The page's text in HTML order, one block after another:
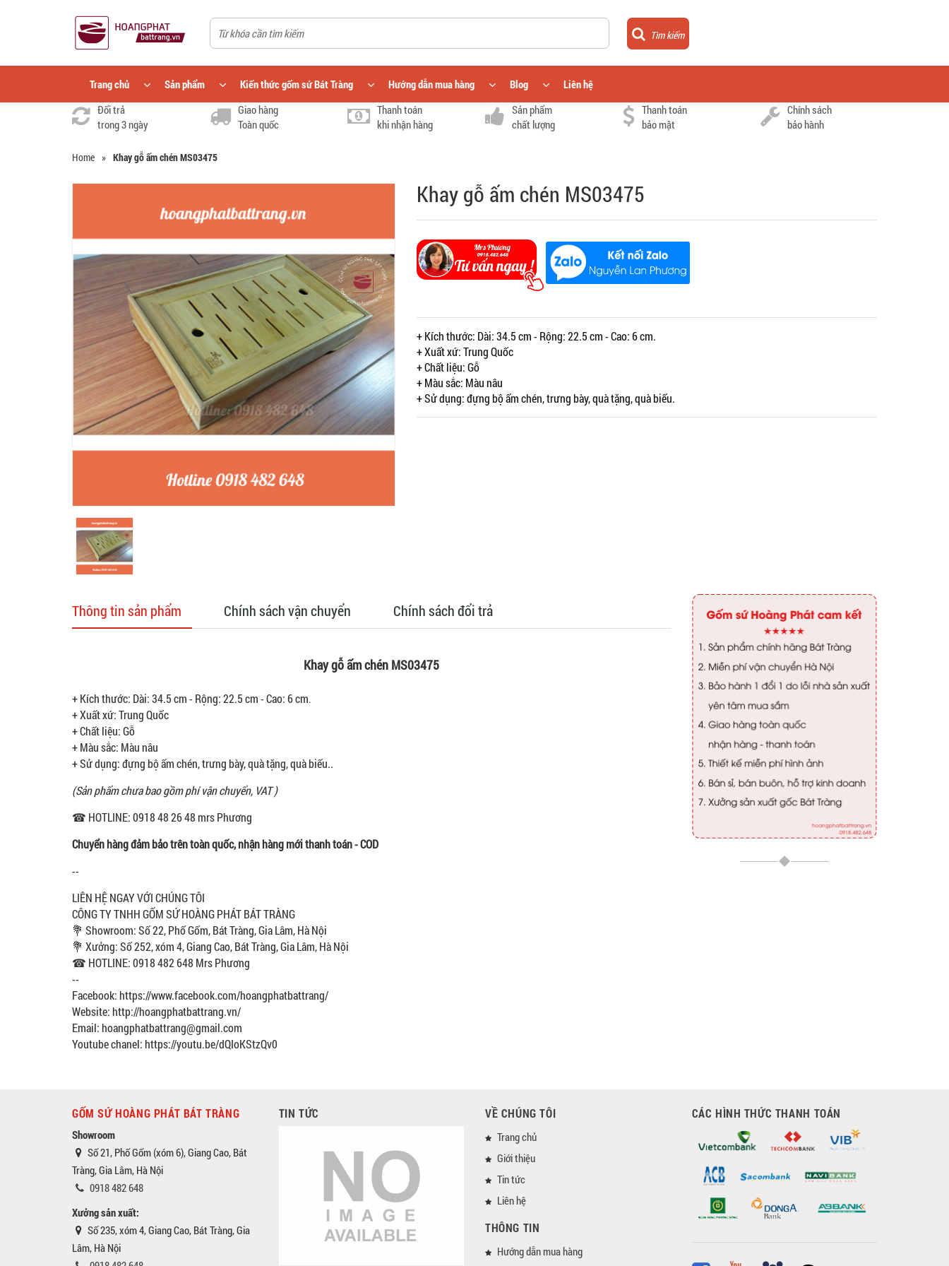
Tìm kiếm
Trang chủ Sản phẩm Kiến thức gốm sứ Bát Tràng Hướng dẫn mua hàng Blog
Liên hệ
Đổi trả
trong 3 ngày
Giao hàng
Toàn quốc
Thanh toán
khi nhận hàng
Sản phẩm
chất lượng
Thanh toán
bảo mật
Chính sách
bảo hành
Home » Khay gỗ ấm chén MS03475
Khay gỗ ấm chén MS03475
+ Kích thước: Dài: 34.5 cm - Rộng: 22.5 cm - Cao: 6 cm.
+ Xuất xứ: Trung Quốc
+ Chất liệu: Gỗ
+ Màu sắc: Màu nâu
+ Sử dụng: đựng bộ ấm chén, trưng bày, quà tặng, quà biếu.
Thông tin sản phẩm Chính sách vận chuyển Chính sách đổi trả
Khay gỗ ấm chén MS03475
+ Kích thước: Dài: 34.5 cm - Rộng: 22.5 cm - Cao: 6 cm.
+ Xuất xứ: Trung Quốc
+ Chất liệu: Gỗ
+ Màu sắc: Màu nâu
+ Sử dụng: đựng bộ ấm chén, trưng bày, quà tặng, quà biếu..
(Sản phẩm chưa bao gồm phí vận chuyển, VAT )
☎ HOTLINE: 0918 48 26 48 mrs Phương
Chuyển hàng đảm bảo trên toàn quốc, nhận hàng mới thanh toán - COD
--
LIÊN HỆ NGAY VỚI CHÚNG TÔI
CÔNG TY TNHH GỐM SỨ HOÀNG PHÁT BÁT TRÀNG
💐 Showroom: Số 22, Phố Gốm, Bát Tràng, Gia Lâm, Hà Nội
💐 Xưởng: Số 252, xóm 4, Giang Cao, Bát Tràng, Gia Lâm, Hà Nội
☎ HOTLINE: 0918 482 648 Mrs Phương
--
Facebook: https://www.facebook.com/hoangphatbattrang/
Website: http://hoangphatbattrang.vn/
Email: hoangphatbattrang@gmail.com
Youtube chanel: https://youtu.be/dQIoKStzQv0
GỐM SỨ HOÀNG PHÁT BÁT TRÀNG
Showroom
Số 21, Phố Gốm (xóm 6), Giang Cao, Bát
Tràng, Gia Lâm, Hà Nội
0918 482 648
Xưởng sản xuất:
Số 235, xóm 4, Giang Cao, Bát Tràng, Gia
Lâm, Hà Nội
TIN TỨC VỀ CHÚNG TÔI
Trang chủ
Giới thiệu
Tin tức
Liên hệ
THÔNG TIN
Hướng dẫn mua hàng
CÁC HÌNH THỨC THANH TOÁN